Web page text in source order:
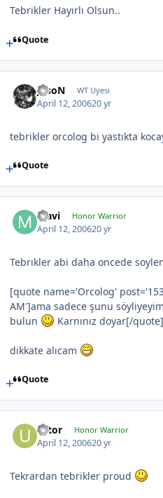
Tebrikler Hayırlı Olsun..
Quote
JasoN WT Uyesi
April 12, 200620 yr
tebrikler orcolog bi yastıkta
Quote
Mavi Honor Warrior
April 12, 200620 yr
Tebrıkler abi daha oncede
[quote name='Orcolog'
AM']ama sadece şunu
bulun
Karnınız doyar[/quote]
dikkate alıcam
Quote
Ultor Honor Warrior
April 12, 200620 yr
Tekrardan tebrikler proud